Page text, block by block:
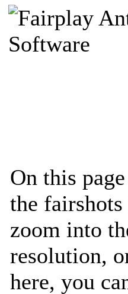
On this
the
zoom into
resolution,
here, you